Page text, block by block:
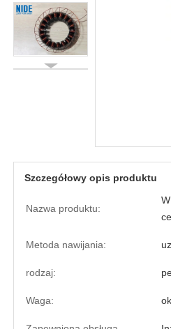
Szczegółowy opis produktu
Nazwa produktu:
Metoda nawijania:
rodzaj:
Waga: